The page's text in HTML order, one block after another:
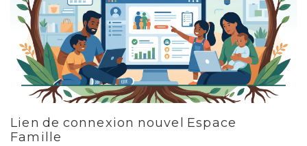
Lien de connexion nouvel Espace
Famille